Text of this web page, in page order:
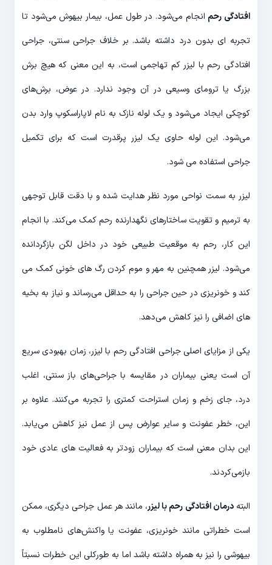
افتادگی رحم انجام می‌شود. در طول عمل، بیمار بیهوش می‌شود تا
تجربه ای بدون درد داشته باشد. بر خلاف جراحی سنتی، جراحی
افتادگی رحم با لیزر کم تهاجمی است، به این معنی که هیچ برش
بزرگ یا ترومای وسیعی در آن وجود ندارد. در عوض، برش‌های
کوچکی ایجاد می‌شود و یک لوله نازک به نام لاپاراسکوپ وارد بدن
می‌شود. این لوله حاوی یک لیزر پرقدرت است که برای تکمیل
جراحی استفاده می شود.
لیزر به سمت نواحی مورد نظر هدایت شده و با دقت قابل توجهی
به ترمیم و تقویت ساختارهای نگهدارنده رحم کمک می‌کند. با انجام
این کار، رحم به موقعیت طبیعی خود در داخل لگن بازگردانده
می‌شود. لیزر همچنین به مهر و موم کردن رگ های خونی کمک می
کند و خونریزی در حین جراحی را به حداقل می‌رساند و نیاز به بخیه
های اضافی را نیز کاهش می‌دهد.
یکی از مزایای اصلی جراحی افتادگی رحم با لیزر، زمان بهبودی سریع
آن است یعنی بیماران در مقایسه با جراحی‌های باز سنتی، اغلب
درد، جای زخم و زمان استراحت کمتری را تجربه می‌کنند. علاوه بر
این، خطر عفونت و سایر عوارض پس از عمل نیز کاهش می‌یابد.
این بدان معنی است که بیماران زودتر به فعالیت های عادی خود
بازمی‌کردند.
البتهدرمان افتادگی رحم با لیزر، مانند هر عمل جراحی دیگری، ممکن
است خطراتی مانند خونریزی، عفونت یا واکنش‌های نامطلوب به
بیهوشی را نیز به همراه داشته باشد اما به طورکلی این خطرات نسبتاً